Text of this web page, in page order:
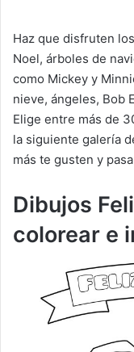
Haz que disfruten
Noel, árboles de
como Mickey y
nieve, ángeles, Bob
Elige entre más de
la siguiente galería
más te gusten y
Dibujos
colorear e